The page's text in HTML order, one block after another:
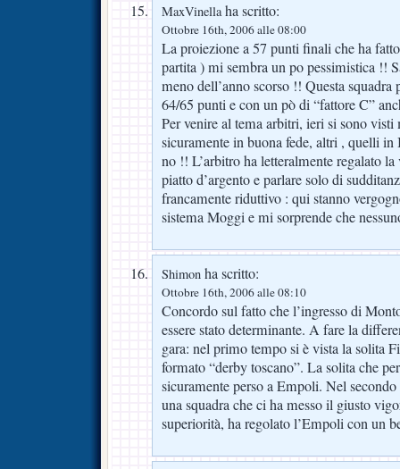
MaxVinellaha scritto:
Ottobre 16th, 2006 alle 08:00
La proiezione a 57 punti finali che ha
partita ) mi sembra un po pessimistica !!
meno dell’anno scorso !! Questa
64/65 punti e con un pò di “fattore C”
Per venire al tema arbitri, ieri si sono
sicuramente in buona fede, altri , quelli in
no !! L’arbitro ha letteralmente regalato
piatto d’argento e parlare solo di
francamente riduttivo : qui stanno
sistema Moggi e mi sorprende che
Shimon ha scritto:
Ottobre 16th, 2006 alle 08:10
Concordo sul fatto che l’ingresso di
essere stato determinante. A fare la
gara: nel primo tempo si è vista la solita
formato “derby toscano”. La solita che
sicuramente perso a Empoli. Nel
una squadra che ci ha messo il giusto
superiorità, ha regolato l’Empoli con un